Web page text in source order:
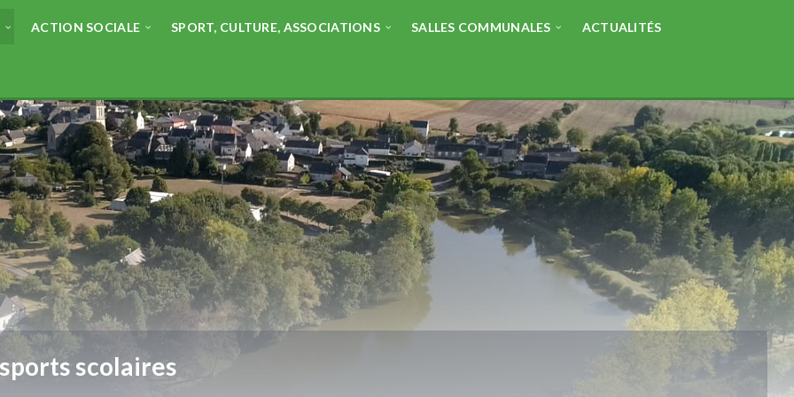
ACTION SOCIALE SPORT, CULTURE, ASSOCIATIONS SALLES COMMUNALES ACTUALITÉS
scolaires